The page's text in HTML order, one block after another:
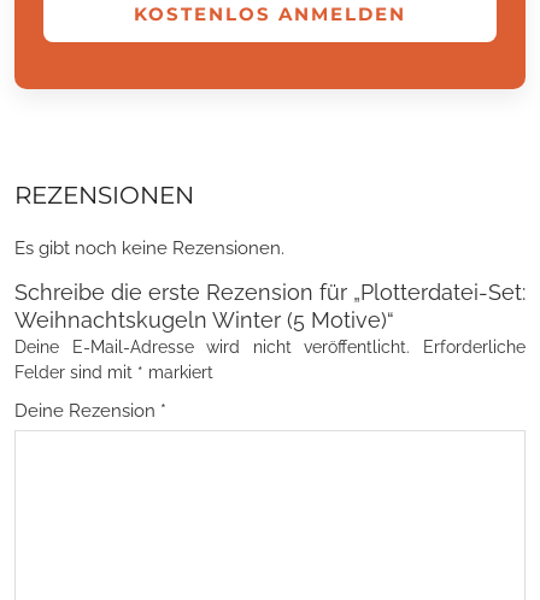
KOSTENLOS ANMELDEN
REZENSIONEN
Es gibt noch keine Rezensionen.
Schreibe die erste Rezension für „Plotterdatei-Set:
Weihnachtskugeln Winter (5 Motive)“
Deine E-Mail-Adresse wird nicht veröffentlicht.
Erforderliche
Felder sind mit * markiert
Deine Rezension *